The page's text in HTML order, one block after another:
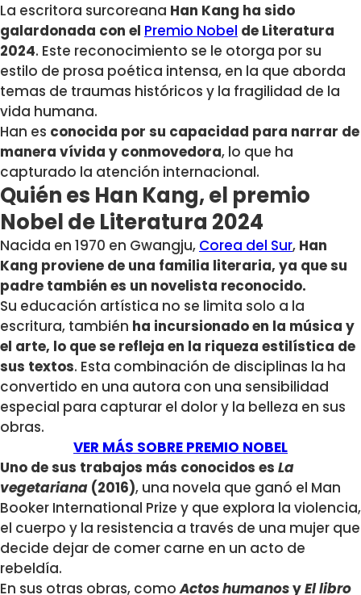
La escritora surcoreana Han Kang ha sido
galardonada con el Premio Nobel de Literatura
2024. Este reconocimiento se le otorga por su
estilo de prosa poética intensa, en la que aborda
temas de traumas históricos y la fragilidad de la
vida humana.
Han es conocida por su capacidad para narrar de
manera vívida y conmovedora, lo que ha
capturado la atención internacional.
Quién es Han Kang, el premio
Nobel de Literatura 2024
Nacida en 1970 en Gwangju, Corea del Sur, Han
Kang proviene de una familia literaria, ya que su
padre también es un novelista reconocido.
Su educación artística no se limita solo a la
escritura, también ha incursionado en la música y
el arte, lo que se refleja en la riqueza estilística de
sus textos. Esta combinación de disciplinas la ha
convertido en una autora con una sensibilidad
especial para capturar el dolor y la belleza en sus
obras.
VER MÁS SOBRE PREMIO NOBEL
Uno de sus trabajos más conocidos es La
vegetariana (2016), una novela que ganó el Man
Booker International Prize y que explora la violencia,
el cuerpo y la resistencia a través de una mujer que
decide dejar de comer carne en un acto de
rebeldía.
En sus otras obras, comoActos humanosyEl libro